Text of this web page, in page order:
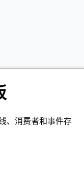
、消费者和事件存